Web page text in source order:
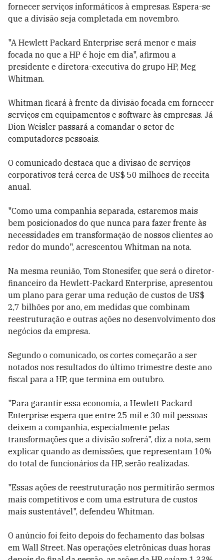
fornecer serviços informáticos à empresas. Espera-se
que a divisão seja completada em novembro.
"A Hewlett Packard Enterprise será menor e mais
focada no que a HP é hoje em dia", afirmou a
presidente e diretora-executiva do grupo HP, Meg
Whitman.
Whitman ficará à frente da divisão focada em fornecer
serviços em equipamentos e software às empresas. Já
Dion Weisler passará a comandar o setor de
computadores pessoais.
O comunicado destaca que a divisão de serviços
corporativos terá cerca de US$ 50 milhões de receita
anual.
"Como uma companhia separada, estaremos mais
bem posicionados do que nunca para fazer frente às
necessidades em transformação de nossos clientes ao
redor do mundo", acrescentou Whitman na nota.
Na mesma reunião, Tom Stonesifer, que será o diretor-
financeiro da Hewlett-Packard Enterprise, apresentou
um plano para gerar uma redução de custos de US$
2,7 bilhões por ano, em medidas que combinam
reestruturação e outras ações no desenvolvimento dos
negócios da empresa.
Segundo o comunicado, os cortes começarão a ser
notados nos resultados do último trimestre deste ano
fiscal para a HP, que termina em outubro.
"Para garantir essa economia, a Hewlett Packard
Enterprise espera que entre 25 mil e 30 mil pessoas
deixem a companhia, especialmente pelas
transformações que a divisão sofrerá", diz a nota, sem
explicar quando as demissões, que representam 10%
do total de funcionários da HP, serão realizadas.
"Essas ações de reestruturação nos permitirão sermos
mais competitivos e com uma estrutura de custos
mais sustentável", defendeu Whitman.
O anúncio foi feito depois do fechamento das bolsas
em Wall Street. Nas operações eletrônicas duas horas